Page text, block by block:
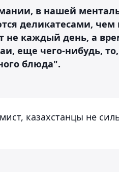
в нашей
деликатесами, чем
не каждый день, а
еще чего-нибудь,
блюда".
казахстанцы не